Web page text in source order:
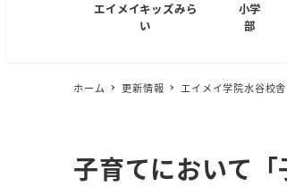
エイメイキッズみら
い
小学
部
ホーム 更新情報 エイメイ学院水谷校
子育てにおいて